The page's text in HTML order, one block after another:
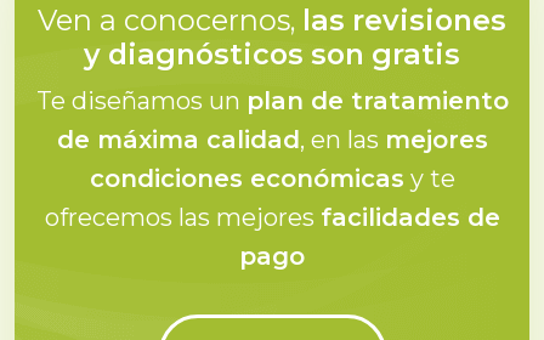
Ven a conocernos, las revisiones
y diagnósticos son gratis
Te diseñamos un plan de tratamiento
de máxima calidad, en las mejores
condiciones económicas y te
ofrecemos las mejores facilidades de
pago